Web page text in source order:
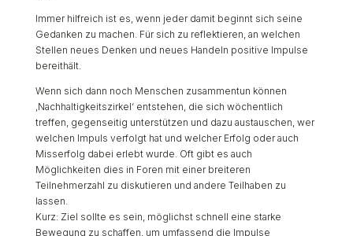
Immer hilfreich ist es, wenn jeder damit beginnt sich seine
Gedanken zu machen. Für sich zu reflektieren, an welchen
Stellen neues Denken und neues Handeln positive Impulse
bereithält.
Wenn sich dann noch Menschen zusammentun können
‚Nachhaltigkeitszirkel‘ entstehen, die sich wöchentlich
treffen, gegenseitig unterstützen und dazu austauschen, wer
welchen Impuls verfolgt hat und welcher Erfolg oder auch
Misserfolg dabei erlebt wurde. Oft gibt es auch
Möglichkeiten dies in Foren mit einer breiteren
Teilnehmerzahl zu diskutieren und andere Teilhaben zu
lassen.
Kurz: Ziel sollte es sein, möglichst schnell eine starke
Bewegung zu schaffen, um umfassend die Impulse